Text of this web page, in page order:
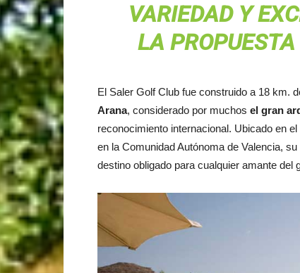
VARIEDAD Y
LA
El Saler Golf Club fue construido a 18 km.
Arana, considerado por muchos el gran
reconocimiento internacional. Ubicado en
en la Comunidad Autónoma de Valencia,
destino obligado para cualquier amante del